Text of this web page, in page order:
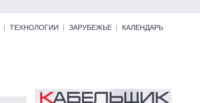
ТЕХНОЛОГИИ ЗАРУБЕЖЬЕ КАЛЕНДАРЬ